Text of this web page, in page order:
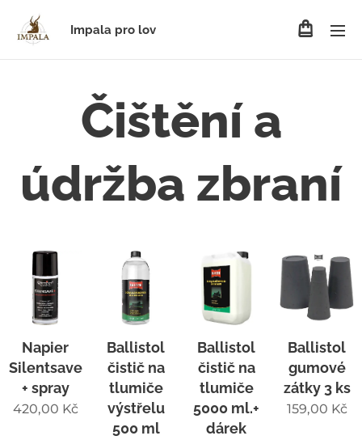
Impala pro lov
Čištění a
údržba zbraní
Napier
Silentsave
+ spray
420,00 Kč
Ballistol
čistič na
tlumiče
výstřelu
500 ml
Ballistol
čistič na
tlumiče
5000 ml.+
dárek
Ballistol
gumové
zátky 3 ks
159,00 Kč